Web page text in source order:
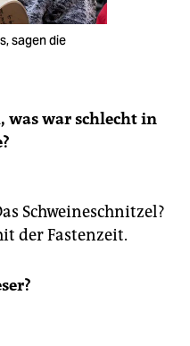
sagen die
was war schlecht in
Schweineschnitzel?
der Fastenzeit.